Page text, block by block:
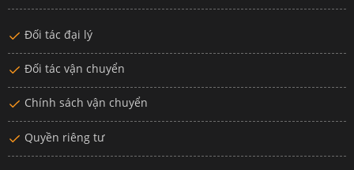
Đối tác đại lý
Đối tác vận chuyển
Chính sách vận chuyển
Quyền riêng tư